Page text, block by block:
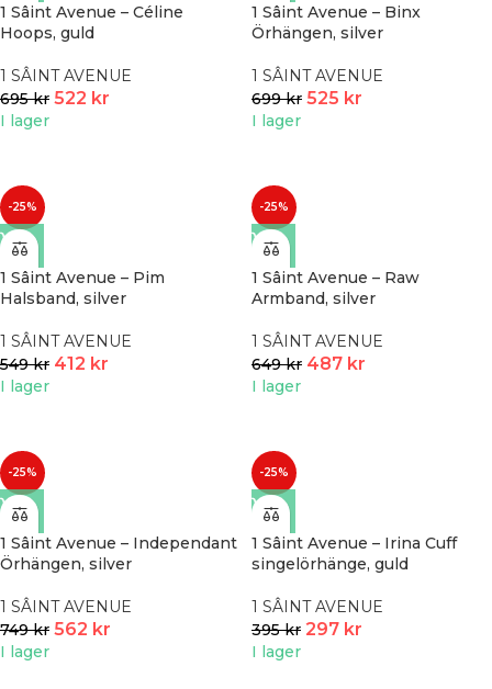
1 Sâint Avenue – Céline
Hoops, guld
1 SÂINT AVENUE
695kr 522 kr
I lager
1 Sâint Avenue – Binx
Örhängen, silver
1 SÂINT AVENUE
699kr 525 kr
I lager
-25%
1 Sâint Avenue – Pim
Halsband, silver
1 SÂINT AVENUE
549kr 412 kr
I lager
-25%
1 Sâint Avenue – Raw
Armband, silver
1 SÂINT AVENUE
649kr 487 kr
I lager
-25%
1 Sâint Avenue – Independant
Örhängen, silver
1 SÂINT AVENUE
749kr 562 kr
I lager
-25%
1 Sâint Avenue – Irina Cuff
singelörhänge, guld
1 SÂINT AVENUE
395kr 297 kr
I lager